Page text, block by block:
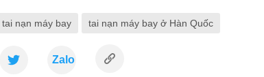
tai nạn máy bay tai nạn máy bay ở Hàn Quốc
Zalo